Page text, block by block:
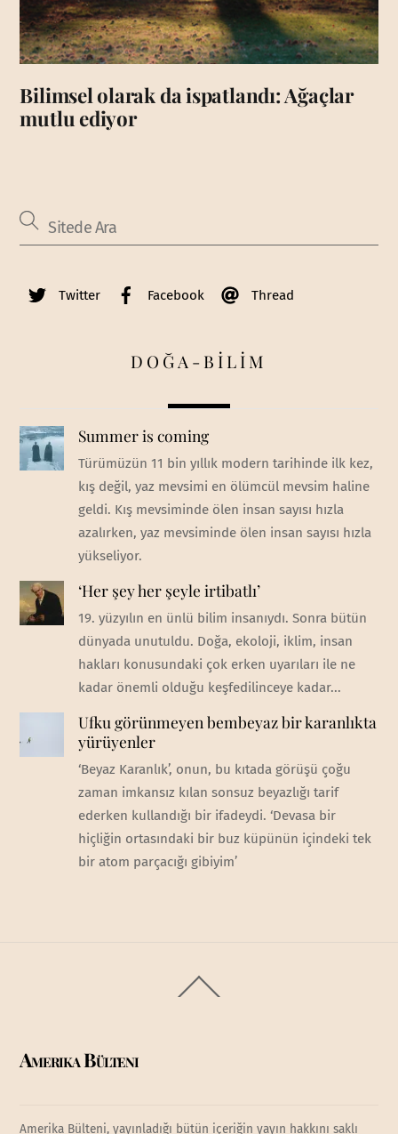
Bilimsel olarak da ispatlandı: Ağaçlar
mutlu ediyor
Twitter Facebook Thread
DOĞA-BİLİM
Summer is coming
Türümüzün 11 bin yıllık modern tarihinde ilk kez,
kış değil, yaz mevsimi en ölümcül mevsim haline
geldi. Kış mevsiminde ölen insan sayısı hızla
azalırken, yaz mevsiminde ölen insan sayısı hızla
yükseliyor.
‘Her şey her şeyle irtibatlı’
19. yüzyılın en ünlü bilim insanıydı. Sonra bütün
dünyada unutuldu. Doğa, ekoloji, iklim, insan
hakları konusundaki çok erken uyarıları ile ne
kadar önemli olduğu keşfedilinceye kadar...
Ufku görünmeyen bembeyaz bir karanlıkta
yürüyenler
‘Beyaz Karanlık’, onun, bu kıtada görüşü çoğu
zaman imkansız kılan sonsuz beyazlığı tarif
ederken kullandığı bir ifadeydi. ‘Devasa bir
hiçliğin ortasındaki bir buz küpünün içindeki tek
bir atom parçacığı gibiyim’
To
Amerika Bülteni
Amerika Bülteni, yayınladığı bütün içeriğin yayın hakkını saklı